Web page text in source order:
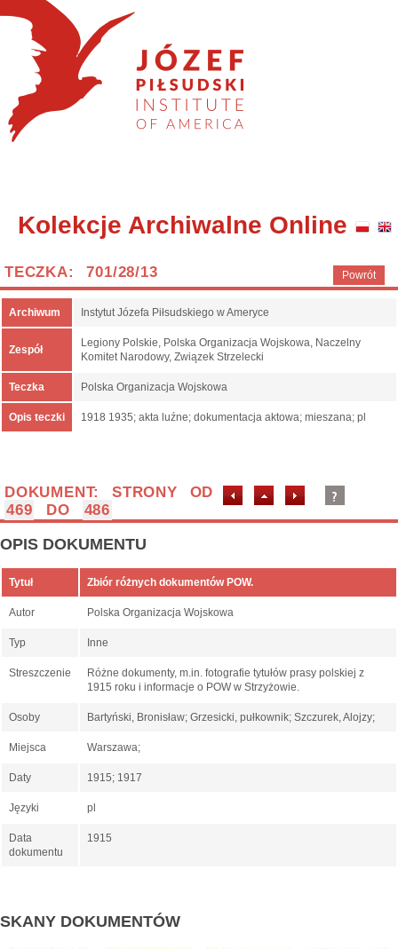
Kolekcje Archiwalne Online
Powrót
TECZKA: 701/28/13
Archiwum Instytut Józefa Piłsudskiego w Ameryce
Zespół
Legiony Polskie, Polska Organizacja Wojskowa, Naczelny
Komitet Narodowy, Związek Strzelecki
Teczka Polska Organizacja Wojskowa
Opis teczki 1918 1935; akta luźne; dokumentacja aktowa; mieszana; pl
DOKUMENT: STRONY OD
469
DO 486
OPIS DOKUMENTU
Tytuł Zbiór różnych dokumentów POW.
Autor Polska Organizacja Wojskowa
Typ Inne
Streszczenie
Różne dokumenty, m.in. fotografie tytułów prasy polskiej z
1915 roku i informacje o POW w Strzyżowie.
Osoby Bartyński, Bronisław; Grzesicki, pułkownik; Szczurek, Alojzy;
Miejsca Warszawa;
Daty 1915; 1917
Języki pl
Data
dokumentu
1915
SKANY DOKUMENTÓW